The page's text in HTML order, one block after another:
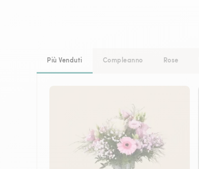
Più Venduti Compleanno Rose